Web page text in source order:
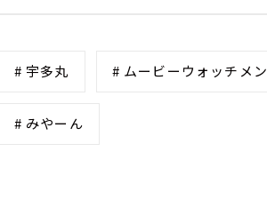
# 宇多丸 # ムービーウォッチメン
# みやーん